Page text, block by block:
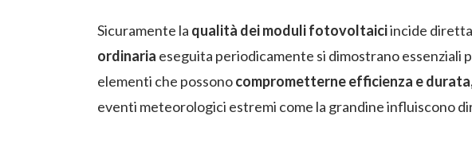
Sicuramente la qualità dei moduli fotovoltaiciincide
ordinaria eseguita periodicamente si dimostrano essenziali
elementi che possonocomprometterne efficienza e
eventi meteorologici estremi come la grandine influiscono